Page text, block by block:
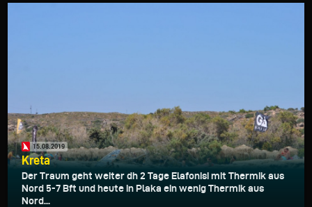
15.08.2019
Kreta
Der Traum geht weiter dh 2 Tage Elafonisi mit Thermik aus
Nord 5-7 Bft und heute in Plaka ein wenig Thermik aus
Nord...